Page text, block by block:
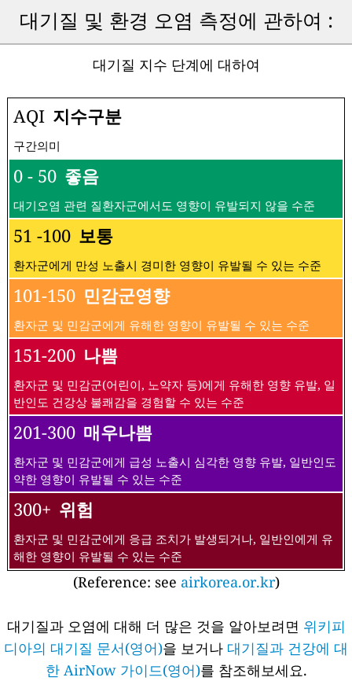
대기질 및 환경 오염 측정에 관하여 :
대기질 지수 단계에 대하여
AQI 지수구분
구간의미
0 - 50 좋음
대기오염 관련 질환자군에서도 영향이 유발되지 않을 수준
51 -100 보통
환자군에게 만성 노출시 경미한 영향이 유발될 수 있는 수준
101-150 민감군영향
환자군 및 민감군에게 유해한 영향이 유발될 수 있는 수준
151-200 나쁨
환자군 및 민감군(어린이, 노약자 등)에게 유해한 영향 유발, 일
반인도 건강상 불쾌감을 경험할 수 있는 수준
201-300 매우나쁨
환자군 및 민감군에게 급성 노출시 심각한 영향 유발, 일반인도
약한 영향이 유발될 수 있는 수준
300+ 위험
환자군 및 민감군에게 응급 조치가 발생되거나, 일반인에게 유
해한 영향이 유발될 수 있는 수준
(Reference: see airkorea.or.kr)
대기질과 오염에 대해 더 많은 것을 알아보려면 위키피
디아의 대기질 문서(영어)을 보거나 대기질과 건강에 대
한 AirNow 가이드(영어)를 참조해보세요.